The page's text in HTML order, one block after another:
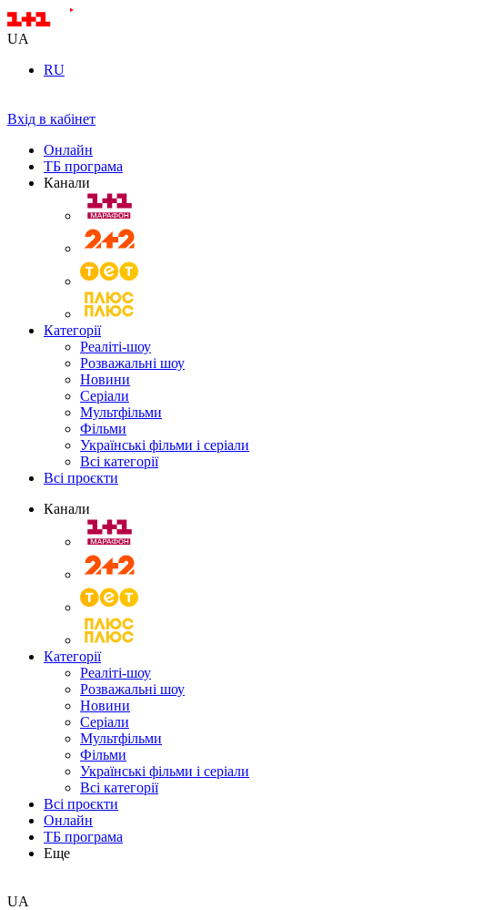
UA
RU
Вхід в кабінет
Онлайн
ТБ програма
Канали
Категорії
Реаліті-шоу
Розважальні шоу
Новини
Серіали
Мультфільми
Фільми
Українські фільми і серіали
Всі категорії
Всі проєкти
Канали
Категорії
Реаліті-шоу
Розважальні шоу
Новини
Серіали
Мультфільми
Фільми
Українські фільми і серіали
Всі категорії
Всі проєкти
Онлайн
ТБ програма
Еще
UA